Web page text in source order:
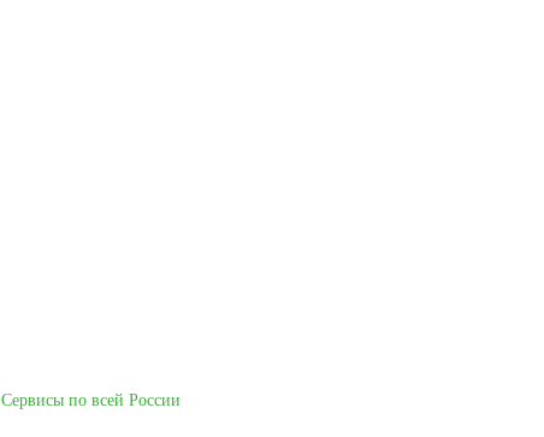
Сервисы по всей России